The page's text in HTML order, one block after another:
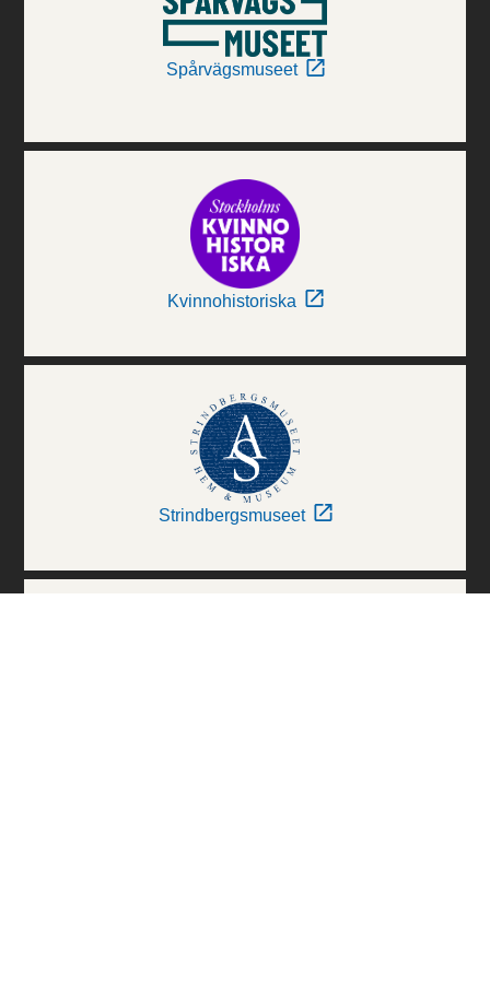
Spårvägsmuseet
Kvinnohistoriska
Strindbergsmuseet